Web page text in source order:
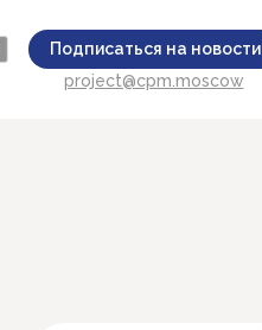
Подписаться на новости
project@cpm.moscow